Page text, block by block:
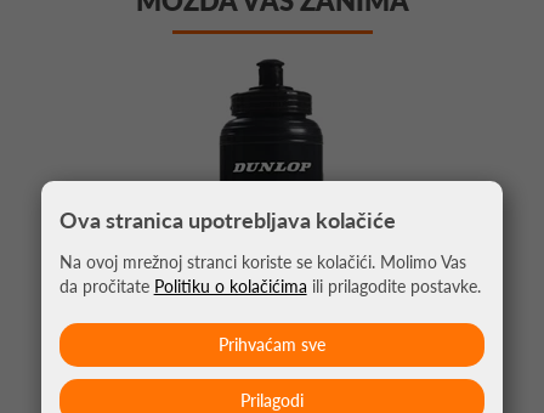
Ova stranica upotrebljava kolačiće
Na ovoj mrežnoj stranci koriste se kolačići. Molimo Vas
da pročitate Politiku o kolačićima ili prilagodite postavke.
Prilagodi
Prihvaćam sve